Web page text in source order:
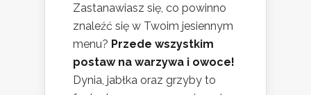
Zastanawiasz się, co powinno
znaleźć się w Twoim jesiennym
menu? Przede wszystkim
postaw na warzywa i owoce!
Dynia, jabłka oraz grzyby to